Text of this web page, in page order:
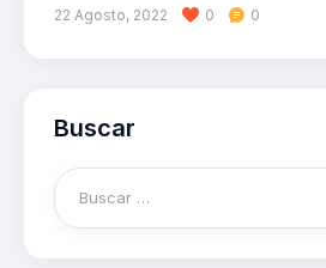
22 Agosto, 2022 0 0
Buscar